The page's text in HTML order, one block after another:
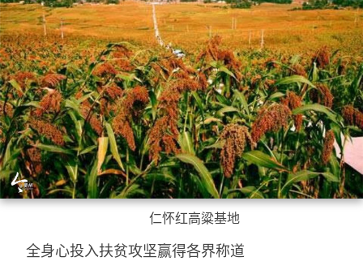
仁怀红高粱基地
全身心投入扶贫攻坚赢得各界称道